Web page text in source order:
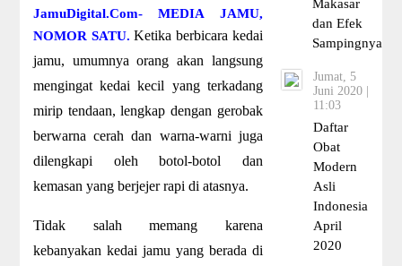
JamuDigital.Com- MEDIA JAMU,
NOMOR SATU. Ketika berbicara kedai
jamu, umumnya orang akan langsung
mengingat kedai kecil yang terkadang
mirip tendaan, lengkap dengan gerobak
berwarna cerah dan warna-warni juga
dilengkapi oleh botol-botol dan
kemasan yang berjejer rapi di atasnya.
Tidak salah memang karena
kebanyakan kedai jamu yang berada di
Makasar
dan Efek
Sampingnya
Jumat, 5
Juni 2020 |
11:03
Daftar
Obat
Modern
Asli
Indonesia
April
2020